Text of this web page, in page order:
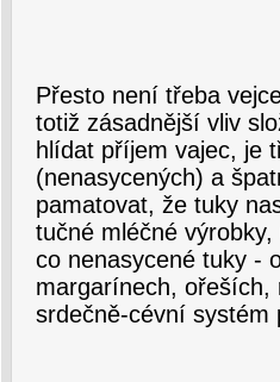
Přesto není třeba
totiž zásadnější vliv
hlídat příjem vajec, je
(nenasycených) a
pamatovat, že tuky
tučné mléčné
co nenasycené tuky -
margarínech, ořeších,
srdečně-cévní systém